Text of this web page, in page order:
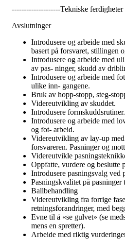
--------------------Tekniske ferdigheter
Avslutninger
Introdusere og arbeide med
basert på forsvaret, stillingen
Introdusere og arbeide med
av pas- ninger, skudd av
Introdusere og arbeide med
ulike inn- gangene.
Bruk av hopp-stopp, steg-
Videreutvikling av skuddet.
Introdusere formskuddsrutiner.
Introdusere og arbeide med
og fot- arbeid.
Videreutvikling av lay-up
forsvareren. Pasninger og
Videreutvikle
Oppfatte, vurdere og beslutte
Introdusere pasningsvalg ved
Pasningskvalitet på pasninger
Ballbehandling
Videreutvikling fra forrige
retningsforandringer, med
Evne til å «se gulvet» (se
mens en spretter).
Arbeide med riktig